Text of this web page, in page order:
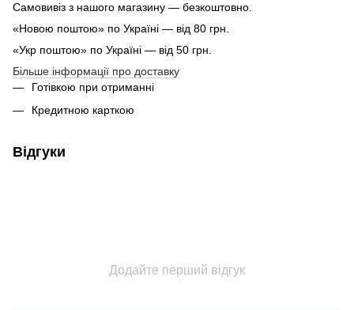
Самовивіз з нашого магазину — безкоштовно.
«Новою поштою» по Україні — від 80 грн.
«Укр поштою» по Україні — від 50 грн.
Більше інформації про доставку
Готівкою при отриманні
Кредитною карткою
Відгуки
Додайте перший відгук